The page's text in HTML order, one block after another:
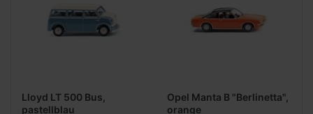
Lloyd LT 500 Bus,
pastellblau
Opel Manta B "Berlinetta",
orange